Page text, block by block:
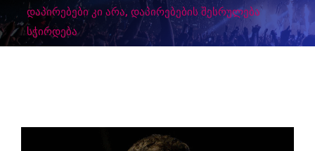
დაპირებები კი არა, დაპირებების შესრულება
სჭირდება